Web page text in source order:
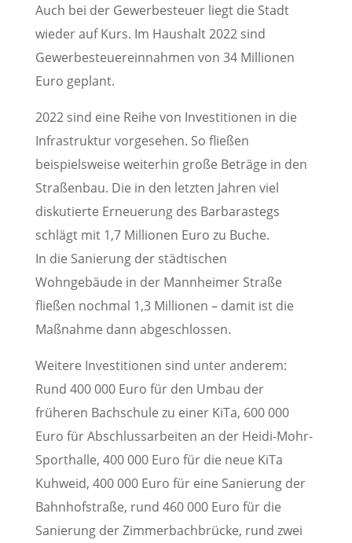
Auch bei der Gewerbesteuer liegt die Stadt
wieder auf Kurs. Im Haushalt 2022 sind
Gewerbesteuereinnahmen von 34 Millionen
Euro geplant.
2022 sind eine Reihe von Investitionen in die
Infrastruktur vorgesehen. So fließen
beispielsweise weiterhin große Beträge in den
Straßenbau. Die in den letzten Jahren viel
diskutierte Erneuerung des Barbarastegs
schlägt mit 1,7 Millionen Euro zu Buche.
In die Sanierung der städtischen
Wohngebäude in der Mannheimer Straße
fließen nochmal 1,3 Millionen – damit ist die
Maßnahme dann abgeschlossen.
Weitere Investitionen sind unter anderem:
Rund 400 000 Euro für den Umbau der
früheren Bachschule zu einer KiTa, 600 000
Euro für Abschlussarbeiten an der Heidi-Mohr-
Sporthalle, 400 000 Euro für die neue KiTa
Kuhweid, 400 000 Euro für eine Sanierung der
Bahnhofstraße, rund 460 000 Euro für die
Sanierung der Zimmerbachbrücke, rund zwei